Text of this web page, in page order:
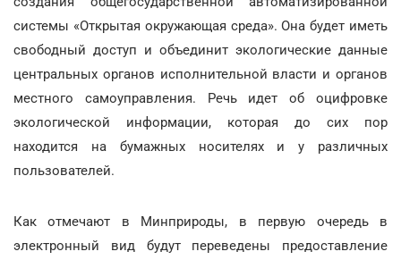
системы «Открытая окружающая среда». Она будет иметь
свободный доступ и объединит экологические данные
центральных органов исполнительной власти и органов
местного самоуправления. Речь идет об оцифровке
экологической информации, которая до сих пор
находится на бумажных носителях и у различных
пользователей.
Как отмечают в Минприроды, в первую очередь в
электронный вид будут переведены предоставление